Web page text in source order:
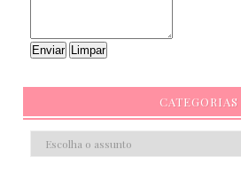
CATEGORIAS